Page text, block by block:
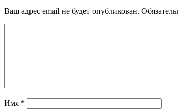
Ваш адрес email не будет опубликован.
Имя *